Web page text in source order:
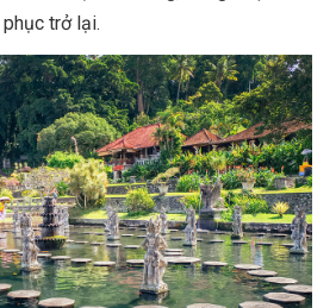
trở lại.